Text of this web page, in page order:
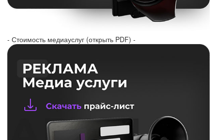
- Стоимость медиауслуг (открыть PDF) -